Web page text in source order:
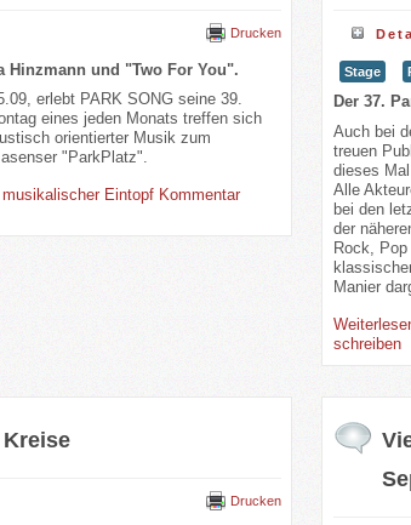
Drucken
Hinzmann und "Two For You".
erlebt PARK SONG seine 39.
eines jeden Monats treffen sich
orientierter Musik zum
"ParkPlatz".
Eintopf Kommentar
Stage
Der 37.
Auch bei
treuen
dieses
Alle
bei den
der
Rock,
Manier
schreiben
Kreise
Drucken